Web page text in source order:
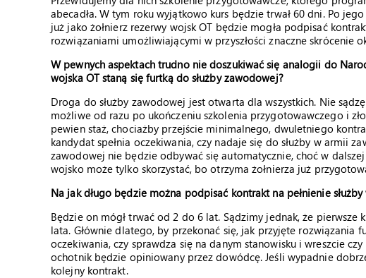
abecadła. W tym roku wyjątkowo kurs będzie trwał 60 dni. Po
już jako żołnierz rezerwy wojsk OT będzie mogła podpisać
rozwiązaniami umożliwiającymi w przyszłości znaczne skrócenie
W pewnych aspektach trudno nie doszukiwać się analogii do
wojska OT staną się furtką do służby zawodowej?
Droga do służby zawodowej jest otwarta dla wszystkich. Nie
możliwe od razu po ukończeniu szkolenia przygotowawczego i
pewien staż, chociażby przejście minimalnego, dwuletniego
kandydat spełnia oczekiwania, czy nadaje się do służby w armii
zawodowej nie będzie odbywać się automatycznie, choć w
wojsko może tylko skorzystać, bo otrzyma żołnierza już
Na jak długo będzie można podpisać kontrakt na pełnienie służby
Będzie on mógł trwać od 2 do 6 lat. Sądzimy jednak, że pierwsze
lata. Głównie dlatego, by przekonać się, jak przyjęte rozwiązania
oczekiwania, czy sprawdza się na danym stanowisku i wreszcie
ochotnik będzie opiniowany przez dowódcę. Jeśli wypadnie
kolejny kontrakt.